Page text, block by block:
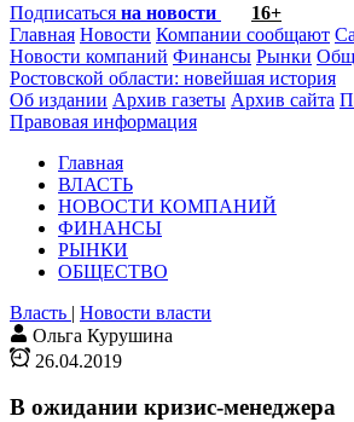
Подписаться на новости
16+
Главная Новости Компании сообщают
Новости компаний Финансы Рынки
Ростовской области: новейшая история
Об издании Архив газеты Архив сайта
Правовая информация
Главная
ВЛАСТЬ
НОВОСТИ КОМПАНИЙ
ФИНАНСЫ
РЫНКИ
ОБЩЕСТВО
Власть | Новости власти
Ольга Курушина
26.04.2019
В ожидании кризис-менеджера